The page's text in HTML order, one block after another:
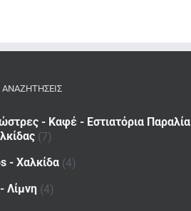
- Καφέ - Εστιατόρια Παραλία
(7)
- Χαλκίδα (4)
Λίμνη (4)